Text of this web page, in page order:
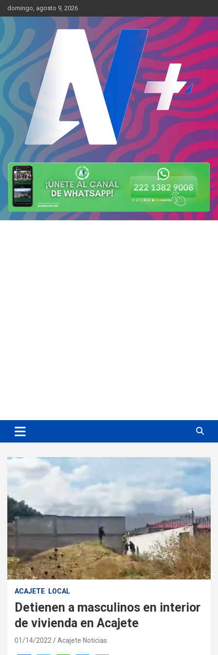
Skip
to
content
domingo, agosto 9, 2026
AN Más
Más cerca de ti
ACAJETE LOCAL
Detienen a masculinos en interior
de vivienda en Acajete
01/14/2022 Acajete Noticias